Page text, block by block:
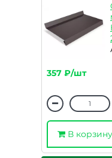
357 ₽/шт
В корзину